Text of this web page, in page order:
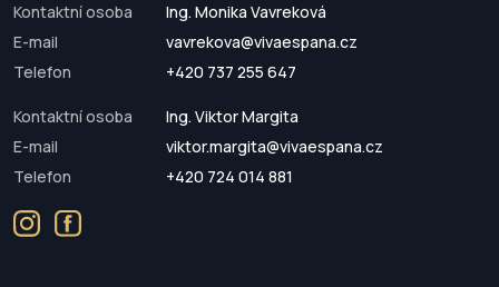
Kontaktní osoba
Ing. Monika Vavreková
E-mail
vavrekova@vivaespana.cz
Telefon
+420 737 255 647
Kontaktní osoba
Ing. Viktor Margita
E-mail
viktor.margita@vivaespana.cz
Telefon
+420 724 014 881